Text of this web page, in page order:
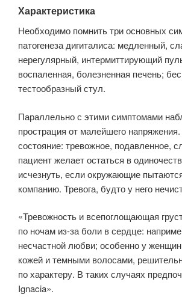
Характеристика
Необходимо помнить три основных
патогенеза дигиталиса: медленный,
нерегулярный, интермиттирующий
воспаленная, болезненная печень;
тестообразный стул.
Параллельно с этими симптомами
прострация от малейшего
состояние: тревожное, подавленное,
пациент желает остаться в
исчезнуть, если окружающие
компанию. Тревога, будто у него
«Тревожность и всепоглощающая
по ночам из-за боли в сердце:
несчастной любви; особенно у
кожей и темными волосами,
по характеру. В таких случаях
Ignacia».